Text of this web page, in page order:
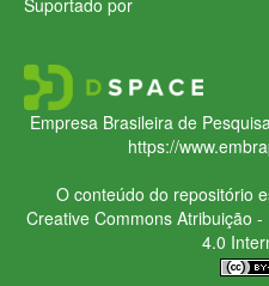
Empresa Brasileira de
https://
O conteúdo do repositório
Creative CommonsAtribuição -
4.0